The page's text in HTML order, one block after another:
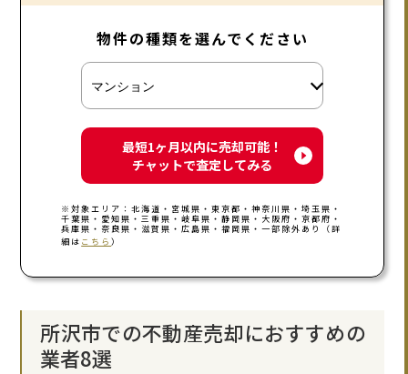
物件の種類を選んでください
最短1ヶ月以内に売却可能！
チャットで査定してみる
※対象エリア：北海道・宮城県・東京都・神奈川県・埼玉県・
千葉県・愛知県・三重県・岐阜県・静岡県・大阪府・京都府・
兵庫県・奈良県・滋賀県・広島県・福岡県・一部除外あり（詳
細は こちら）
所沢市での不動産売却におすすめの
業者8選